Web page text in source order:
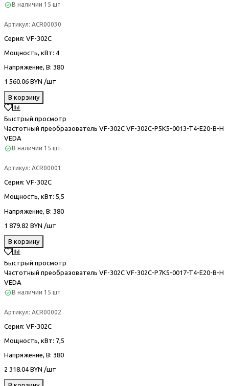
В наличии 15 шт
Артикул: ACR00030
Серия: VF-302С
Мощность, кВт: 4
Напряжение, В: 380
1 560.06 BYN /шт
В корзину
Быстрый просмотр
Частотный преобразователь VF-302С VF-302C-P5K5-0013-T4-E20-B-H
VEDA
В наличии 15 шт
Артикул: ACR00001
Серия: VF-302С
Мощность, кВт: 5,5
Напряжение, В: 380
1 879.82 BYN /шт
В корзину
Быстрый просмотр
Частотный преобразователь VF-302С VF-302C-P7K5-0017-T4-E20-B-H
VEDA
В наличии 15 шт
Артикул: ACR00002
Серия: VF-302С
Мощность, кВт: 7,5
Напряжение, В: 380
2 318.04 BYN /шт